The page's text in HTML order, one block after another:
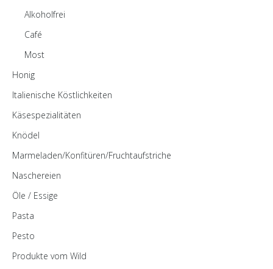
Alkoholfrei
Café
Most
Honig
Italienische Köstlichkeiten
Käsespezialitäten
Knödel
Marmeladen/Konfitüren/Fruchtaufstriche
Naschereien
Öle / Essige
Pasta
Pesto
Produkte vom Wild